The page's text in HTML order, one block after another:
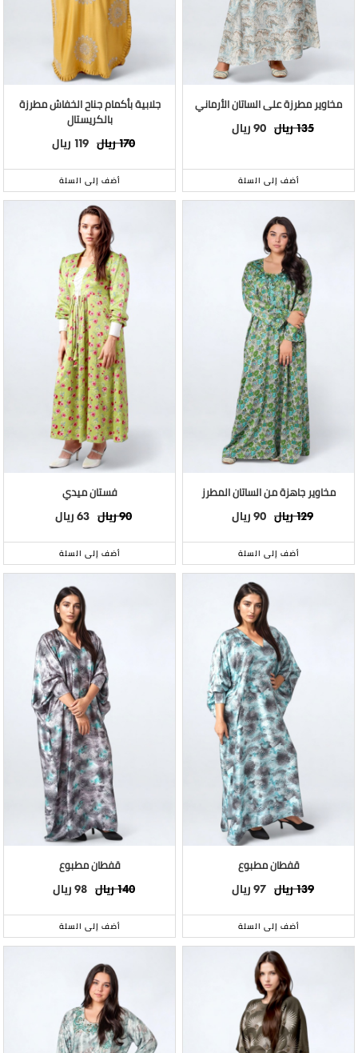
مخاوير مطرزة على الساتان الأرماني
ريال135 ريال 90
أضف إلى السلة
جلابية بأكمام جناح الخفاش مطرزة
بالكريستال
ريال170 ريال 119
أضف إلى السلة
مخاوير جاهزة من الساتان المطرز
ريال129 ريال 90
أضف إلى السلة
فستان ميدي
ريال90 ريال 63
أضف إلى السلة
قفطان مطبوع
ريال139 ريال 97
أضف إلى السلة
قفطان مطبوع
ريال140 ريال 98
أضف إلى السلة